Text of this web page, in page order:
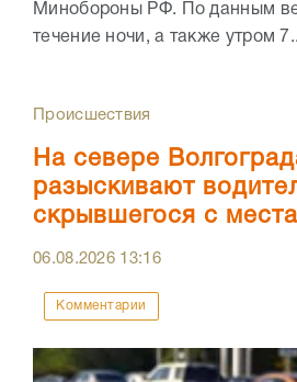
Минобороны РФ. По данным
течение ночи, а также утром
Происшествия
На севере
разыскивают
скрывшегося с
06.08.2026 13:16
Комментарии